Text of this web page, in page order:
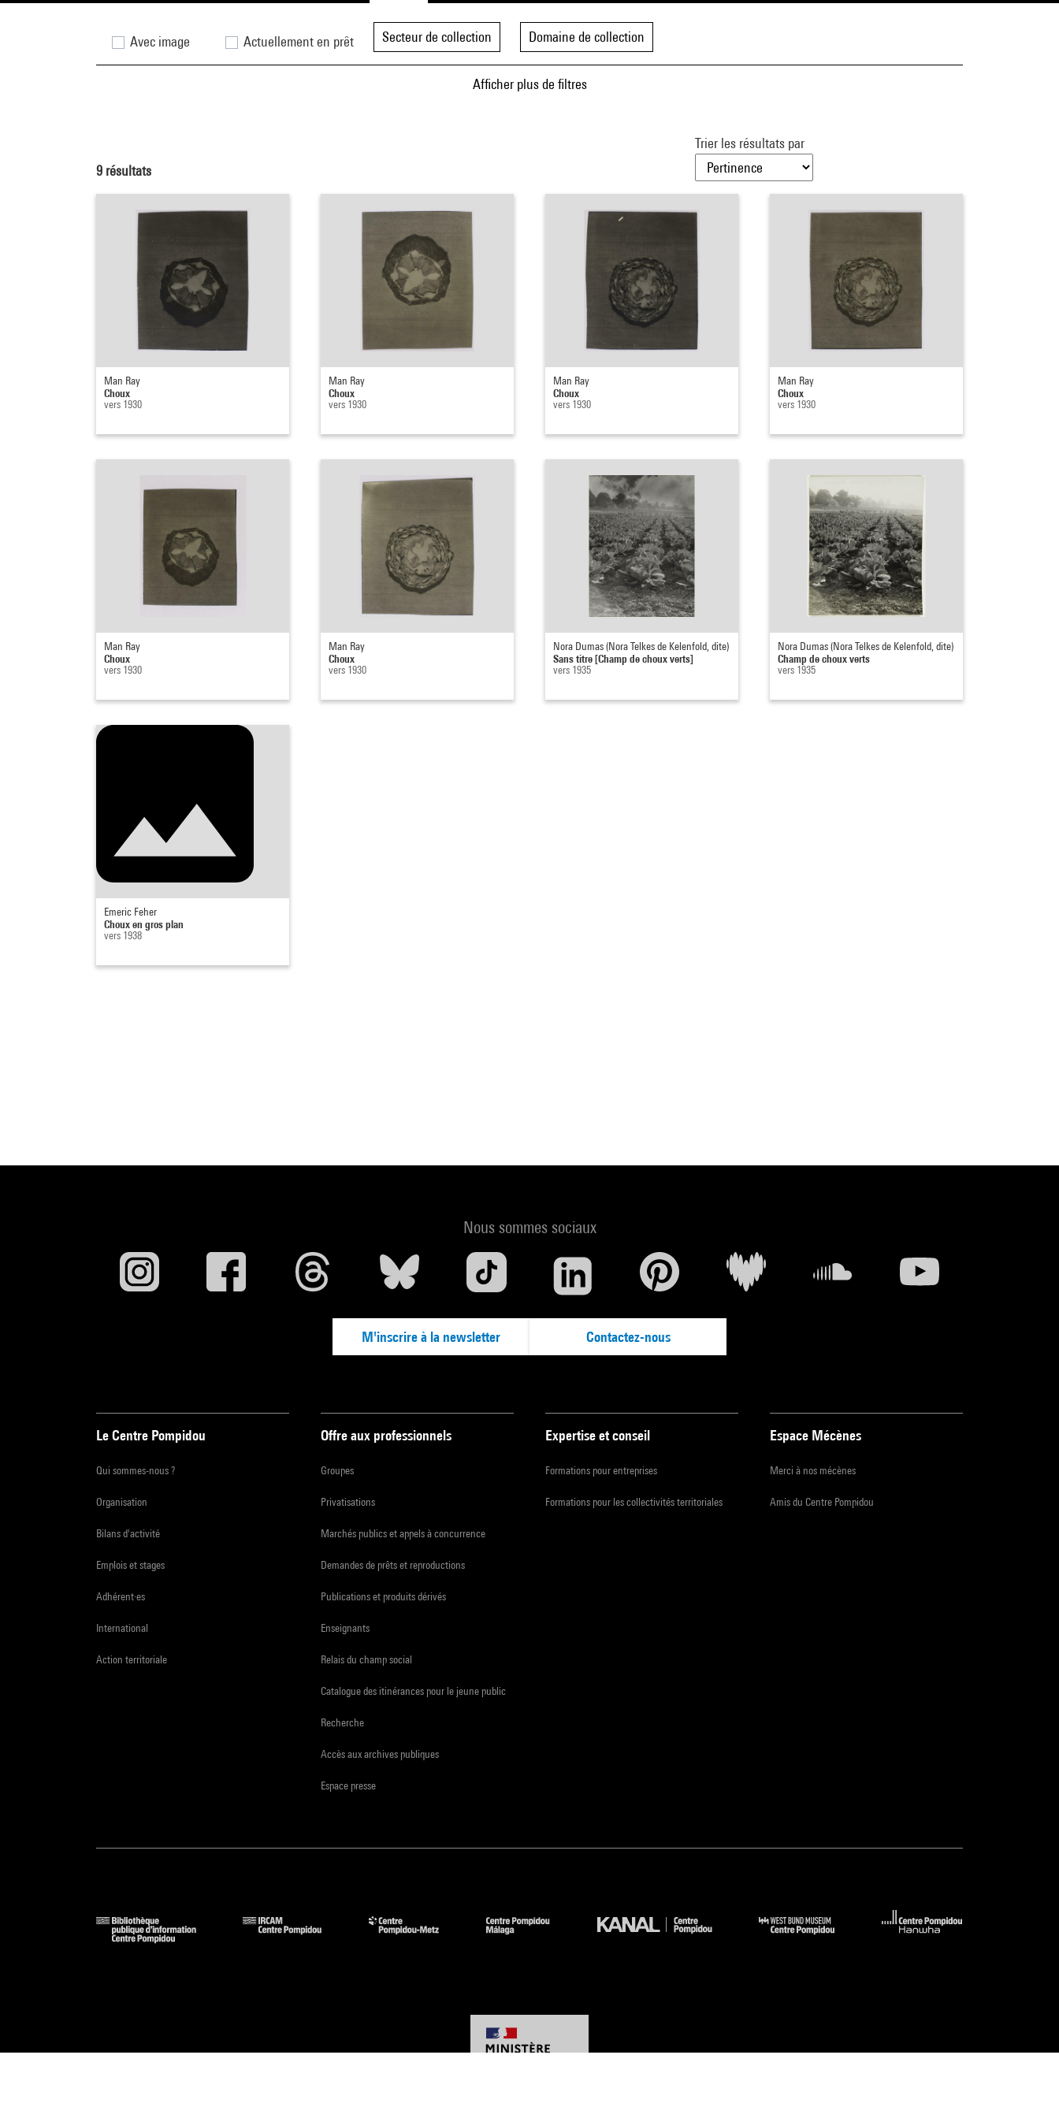
Avec image Actuellement en prêt Secteur de collection Domaine de collection
Afficher plus de filtres
9 résultats
Trier les résultats par
Man Ray
Choux
vers 1930
Man Ray
Choux
vers 1930
Man Ray
Choux
vers 1930
Man Ray
Choux
vers 1930
Man Ray
Choux
vers 1930
Man Ray
Choux
vers 1930
Nora Dumas (Nora Telkes de Kelenfold, dite)
Sans titre [Champ de choux verts]
vers 1935
Nora Dumas (Nora Telkes de Kelenfold, dite)
Champ de choux verts
vers 1935
Emeric Feher
Choux en gros plan
vers 1938
Nous sommes sociaux
M'inscrire à la newsletter Contactez-nous
Le Centre Pompidou
Qui sommes-nous ?
Organisation
Bilans d'activité
Emplois et stages
Adhérent·es
International
Action territoriale
Offre aux professionnels
Groupes
Privatisations
Marchés publics et appels à concurrence
Demandes de prêts et reproductions
Publications et produits dérivés
Enseignants
Relais du champ social
Catalogue des itinérances pour le jeune public
Recherche
Accès aux archives publiques
Espace presse
Expertise et conseil
Formations pour entreprises
Formations pour les collectivités territoriales
Espace Mécènes
Merci à nos mécènes
Amis du Centre Pompidou